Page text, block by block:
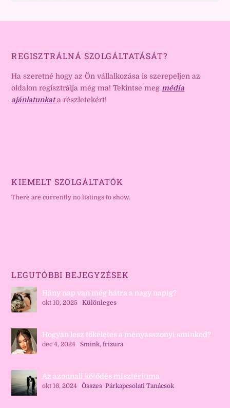
REGISZTRÁLNÁ SZOLGÁLTATÁSÁT?
Ha szeretné hogy az Ön vállalkozása is szerepeljen az
oldalon regisztrálja még ma! Tekintse megmédia
ajánlatunkat a részletekért!
KIEMELT SZOLGÁLTATÓK
There are currently no listings to show.
LEGUTÓBBI BEJEGYZÉSEK
Hány nap van még hátra a nagy napig?
okt 10, 2025 |Különleges
Hogyan lesz tökéletes a menyasszonyi sminked?
dec 4, 2024 |Smink, frizura
Az azonnali kötődés misztériuma
okt 16, 2024 |Összes,Párkapcsolati Tanácsok